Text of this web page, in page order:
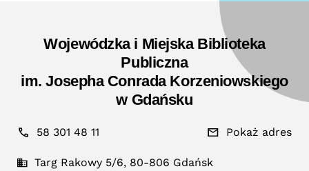
Wojewódzka i Miejska Biblioteka
Publiczna
im. Josepha Conrada Korzeniowskiego
w Gdańsku
58 301 48 11 Pokaż adres
Targ Rakowy 5/6, 80-806 Gdańsk